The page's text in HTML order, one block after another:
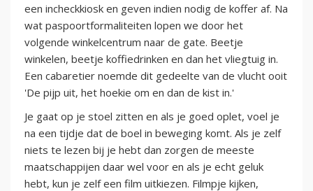
een incheckkiosk en geven indien nodig de koffer af. Na
wat paspoortformaliteiten lopen we door het
volgende winkelcentrum naar de gate. Beetje
winkelen, beetje koffiedrinken en dan het vliegtuig in.
Een cabaretier noemde dit gedeelte van de vlucht ooit
'De pijp uit, het hoekie om en dan de kist in.'
Je gaat op je stoel zitten en als je goed oplet, voel je
na een tijdje dat de boel in beweging komt. Als je zelf
niets te lezen bij je hebt dan zorgen de meeste
maatschappijen daar wel voor en als je echt geluk
hebt, kun je zelf een film uitkiezen. Filmpje kijken,